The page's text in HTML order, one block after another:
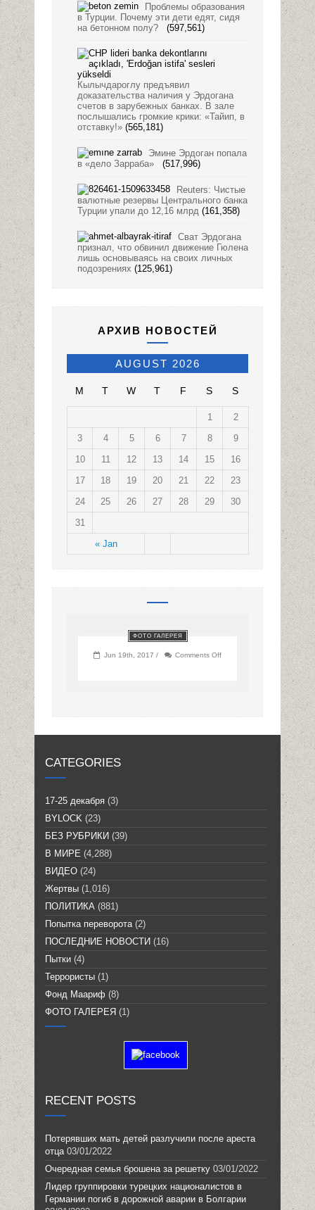
Проблемы образования
в Турции. Почему эти дети едят, сидя
на бетонном полу?
(597,561)
Кылычдароглу предъявил
доказательства наличия у Эрдогана
счетов в зарубежных банках. В зале
послышались громкие крики: «Тайип, в
отставку!» (565,181)
Эмине Эрдоган попала
в «дело Зарраба»
(517,996)
Reuters: Чистые
валютные резервы Центрального банка
Турции упали до 12,16 млрд (161,358)
Сват Эрдогана
признал, что обвинил движение Гюлена
лишь основываясь на своих личных
подозрениях (125,961)
АРХИВ НОВОСТЕЙ
AUGUST 2026
M T W T F S S
« Jan
1
2
3
4 5 6 7 8
9
10
11 12 13 14 15
16
17
18 19 20 21 22
23
24
25 26 27 28 29
30
31
ФОТО ГАЛЕРЕЯ
Jun 19th, 2017 / Comments Off
CATEGORIES
17-25 декабря (3)
BYLOCK (23)
БЕЗ РУБРИКИ (39)
В МИРЕ (4,288)
ВИДЕО (24)
Жертвы (1,016)
ПОЛИТИКА (881)
Попытка переворота(2)
ПОСЛЕДНИЕ НОВОСТИ (16)
Пытки (4)
Террористы (1)
Фонд Маариф (8)
ФОТО ГАЛЕРЕЯ (1)
RECENT POSTS
Потерявших мать детей разлучили после ареста
отца 03/01/2022
Очередная семья брошена за решетку 03/01/2022
Лидер группировки турецких националистов в
Германии погиб в дорожной аварии в Болгарии